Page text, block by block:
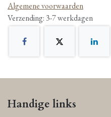
Algemene voorwaarden
Verzending: 3-7 werkdagen
Handige links